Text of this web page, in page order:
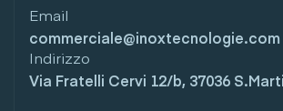
Email
commerciale@inoxtecnologie.com
Indirizzo
Via Fratelli Cervi 12/b, 37036